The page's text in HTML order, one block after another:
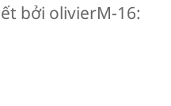
bởi olivierM-16: